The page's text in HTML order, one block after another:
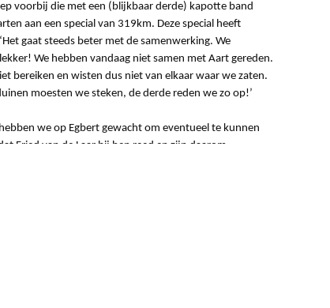
voorbij die met een (blijkbaar derde) kapotte band
aan een special van 319km. Deze special heeft
gaat steeds beter met de samenwerking. We
We hebben vandaag niet samen met Aart gereden.
bereiken en wisten dus niet van elkaar waar we zaten.
moesten we steken, de derde reden we zo op!’
we op Egbert gewacht om eventueel te kunnen
Fried van de Laar bij hen reed en zijn daarom